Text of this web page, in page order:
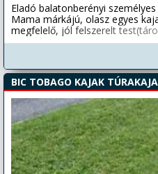
Eladó balatonberényi
Mama márkájú, olasz egyes
megfelelő, jól felszerelt
kialakított hely). Egyik végén kis
Súly: 18 kg Szélessége: 66 cm.
műanyag kajak. Minimális
szép állapotban van! Igény
evezőlapát, mellény és ülés is!
BIC TOBAGO KAJAK